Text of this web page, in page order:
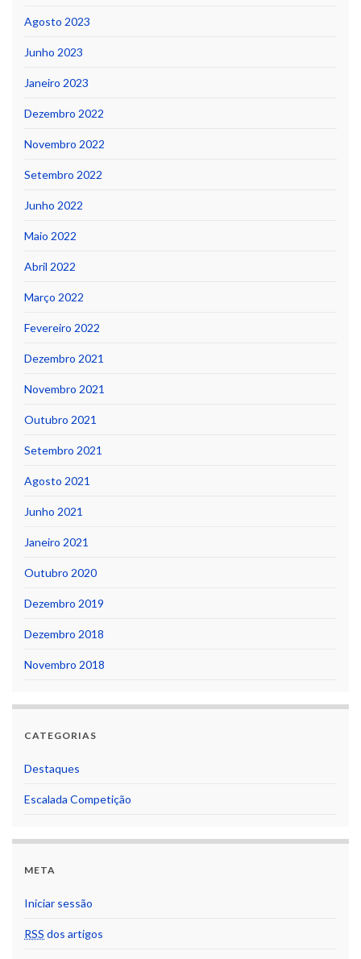
Agosto 2023
Junho 2023
Janeiro 2023
Dezembro 2022
Novembro 2022
Setembro 2022
Junho 2022
Maio 2022
Abril 2022
Março 2022
Fevereiro 2022
Dezembro 2021
Novembro 2021
Outubro 2021
Setembro 2021
Agosto 2021
Junho 2021
Janeiro 2021
Outubro 2020
Dezembro 2019
Dezembro 2018
Novembro 2018
CATEGORIAS
Destaques
Escalada Competição
META
Iniciar sessão
RSS dos artigos